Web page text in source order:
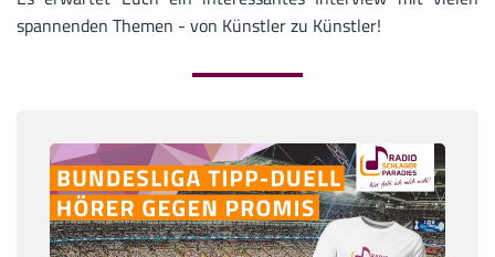
spannenden Themen - von Künstler zu Künstler!